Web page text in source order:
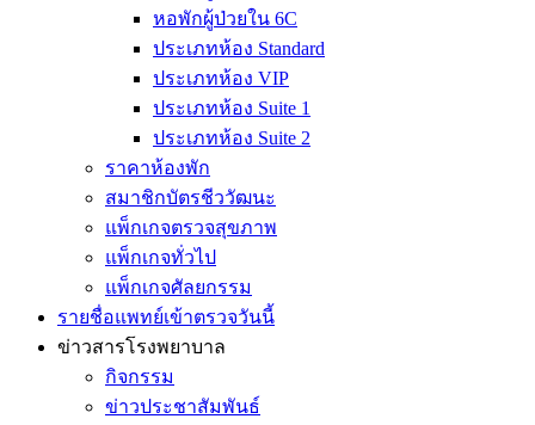
หอพักผู้ป่วยใน 6C
ประเภทห้อง Standard
ประเภทห้อง VIP
ประเภทห้อง Suite 1
ประเภทห้อง Suite 2
ราคาห้องพัก
สมาชิกบัตรชีววัฒนะ
แพ็กเกจตรวจสุขภาพ
แพ็กเกจทั่วไป
แพ็กเกจศัลยกรรม
รายชื่อแพทย์เข้าตรวจวันนี้
ข่าวสารโรงพยาบาล
กิจกรรม
ข่าวประชาสัมพันธ์